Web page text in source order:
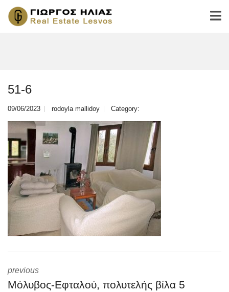
51-6
09/06/2023 rodoyla mallidoy Category:
previous
Μόλυβος-Εφταλού, πολυτελής βίλα 5